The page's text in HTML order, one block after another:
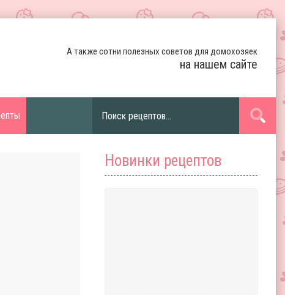
А также сотни полезных советов для домохозяек
на нашем сайте
Новинки рецептов